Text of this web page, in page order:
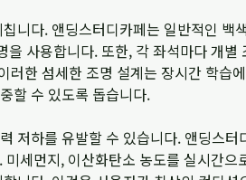
니다. 앤딩스터디카페는 일반적인 백
사용합니다. 또한, 각 좌석마다 개
한 섬세한 조명 설계는 장시간 학습
할 수 있도록 돕습니다.
저하를 유발할 수 있습니다. 앤딩스
세먼지, 이산화탄소 농도를 실시간